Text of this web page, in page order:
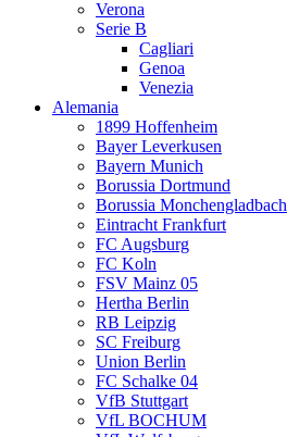
Verona
Serie B
Cagliari
Genoa
Venezia
Alemania
1899 Hoffenheim
Bayer Leverkusen
Bayern Munich
Borussia Dortmund
Borussia Monchengladbach
Eintracht Frankfurt
FC Augsburg
FC Koln
FSV Mainz 05
Hertha Berlin
RB Leipzig
SC Freiburg
Union Berlin
FC Schalke 04
VfB Stuttgart
VfL BOCHUM